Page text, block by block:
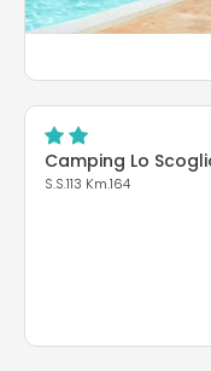
Camping Lo
S.S.113 Km.164